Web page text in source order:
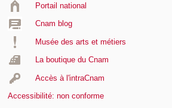
Portail national
Cnam blog
Musée des arts et métiers
La boutique du Cnam
Accès à l'intraCnam
Accessibilité: non conforme